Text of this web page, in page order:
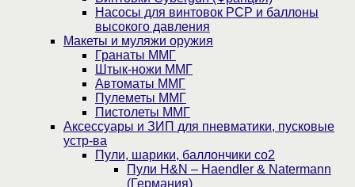
Насосы для винтовок PCP и баллоны
высокого давления
Макеты и муляжи оружия
Гранаты ММГ
Штык-ножи ММГ
Автоматы ММГ
Пулеметы ММГ
Пистолеты ММГ
Аксессуары и ЗИП для пневматики, пусковые
устр-ва
Пули, шарики, баллончики со2
Пули H&N – Haendler & Natermann
(Германия)